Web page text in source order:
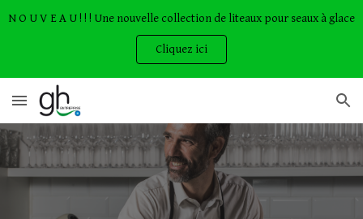
N O U V E A U ! ! ! Une nouvelle collection de liteaux pour seaux à glace
Cliquez ici